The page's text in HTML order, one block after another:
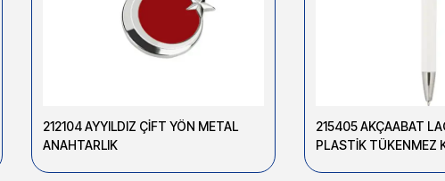
212104 AYYILDIZ ÇİFT YÖN METAL
ANAHTARLIK
215405 AKÇAABAT
PLASTİK TÜKENMEZ